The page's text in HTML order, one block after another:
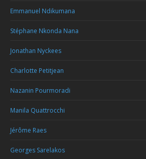
Emmanuel Ndikumana
Stéphane Nkonda Nana
Jonathan Nyckees
Charlotte Petitjean
Nazanin Pourmoradi
Manila Quattrocchi
Jérôme Raes
Georges Sarelakos